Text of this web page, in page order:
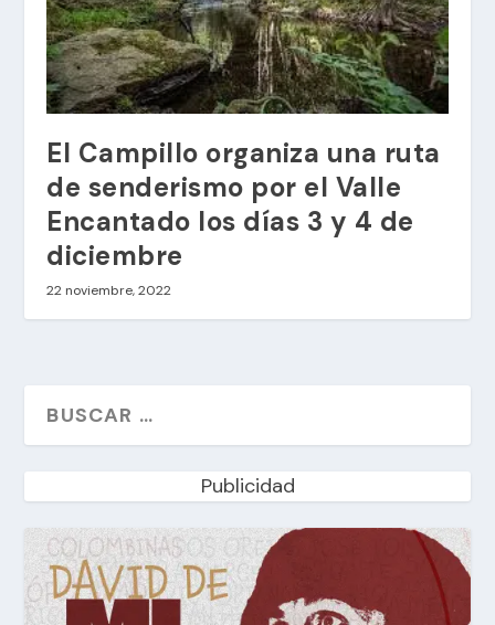
El Campillo organiza una ruta
de senderismo por el Valle
Encantado los días 3 y 4 de
diciembre
22 noviembre, 2022
Publicidad